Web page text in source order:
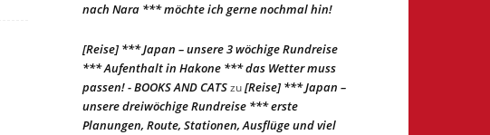
nach Nara *** möchte ich gerne nochmal hin!
[Reise] *** Japan – unsere 3 wöchige Rundreise
*** Aufenthalt in Hakone *** das Wetter muss
passen! - BOOKS AND CATSzu[Reise] *** Japan –
unsere dreiwöchige Rundreise *** erste
Planungen, Route, Stationen, Ausflüge und viel